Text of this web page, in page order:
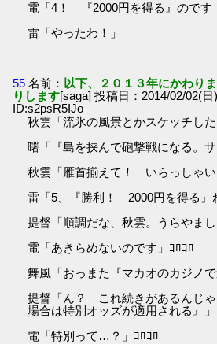
電「4！ 『2000円を得る』のです
雷「やったわ！」
55 名前： 以下、２０１３年にかわり
りします[saga] 投稿日：2014/02/02(日
ID:s2psR5IJo
秋雲「流氷の風景とかスケッチし
曙「『島を挟んで砲撃戦になる。サ
秋雲「雁首揃えて！ いらっしゃい
雷「5、『勝利！ 2000円を得る』
提督「順調だな、秋雲。うらやまし
電「あきらめないのです」ｺﾛｺﾛ
舞風「おっまた『マカオのカジノで
提督「ん？ これ続きがあるんじ
場合は特別オッズが適用される』」
電「特別って…？」ｺﾛｺﾛ